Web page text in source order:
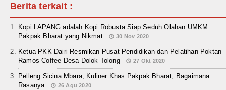
Berita terkait :
Kopi LAPANG adalah Kopi Robusta Siap Seduh Olahan UMKM
Pakpak Bharat yang Nikmat
30 Nov 2020
Ketua PKK Dairi Resmikan Pusat Pendidikan dan Pelatihan Poktan
Ramos Coffee Desa Dolok Tolong
27 Okt 2020
Pelleng Sicina Mbara, Kuliner Khas Pakpak Bharat, Bagaimana
Rasanya
26 Agu 2020